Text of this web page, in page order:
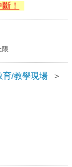
！
限
育/教學現場
＞